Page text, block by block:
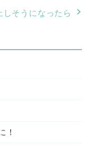
しそうになったら
！